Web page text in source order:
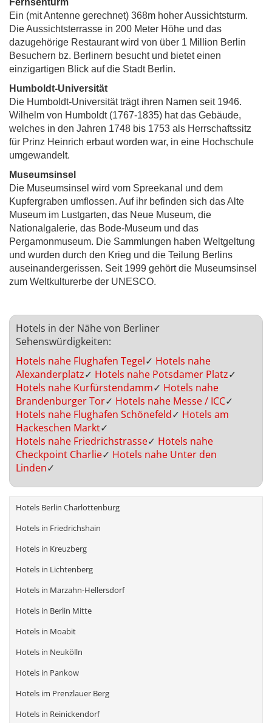
Fernsehturm
Ein (mit Antenne gerechnet) 368m hoher Aussichtsturm.
Die Aussichtsterrasse in 200 Meter Höhe und das
dazugehörige Restaurant wird von über 1 Million Berlin
Besuchern bz. Berlinern besucht und bietet einen
einzigartigen Blick auf die Stadt Berlin.
Humboldt-Universität
Die Humboldt-Universität trägt ihren Namen seit 1946.
Wilhelm von Humboldt (1767-1835) hat das Gebäude,
welches in den Jahren 1748 bis 1753 als Herrschaftssitz
für Prinz Heinrich erbaut worden war, in eine Hochschule
umgewandelt.
Museumsinsel
Die Museumsinsel wird vom Spreekanal und dem
Kupfergraben umflossen. Auf ihr befinden sich das Alte
Museum im Lustgarten, das Neue Museum, die
Nationalgalerie, das Bode-Museum und das
Pergamonmuseum. Die Sammlungen haben Weltgeltung
und wurden durch den Krieg und die Teilung Berlins
auseinandergerissen. Seit 1999 gehört die Museumsinsel
zum Weltkulturerbe der UNESCO.
Hotels in der Nähe von Berliner
Sehenswürdigkeiten:
Hotels nahe Flughafen Tegel✓ Hotels nahe
Alexanderplatz✓ Hotels nahe Potsdamer Platz✓
Hotels nahe Kurfürstendamm✓ Hotels nahe
Brandenburger Tor✓ Hotels nahe Messe / ICC✓
Hotels nahe Flughafen Schönefeld✓ Hotels am
Hackeschen Markt✓
Hotels nahe Friedrichstrasse✓ Hotels nahe
Checkpoint Charlie✓ Hotels nahe Unter den
Linden✓
Hotels Berlin Charlottenburg
Hotels in Friedrichshain
Hotels in Kreuzberg
Hotels in Lichtenberg
Hotels in Marzahn-Hellersdorf
Hotels in Berlin Mitte
Hotels in Moabit
Hotels in Neukölln
Hotels in Pankow
Hotels im Prenzlauer Berg
Hotels in Reinickendorf